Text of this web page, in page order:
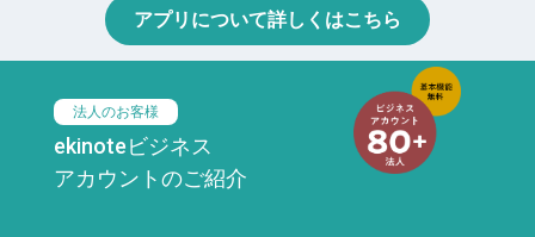
アプリについて詳しくはこちら
法人のお客様
ekinoteビジネス
アカウントのご紹介